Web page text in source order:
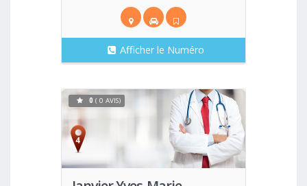
Afficher le Numéro
Voir
0 ( 0 AVIS)